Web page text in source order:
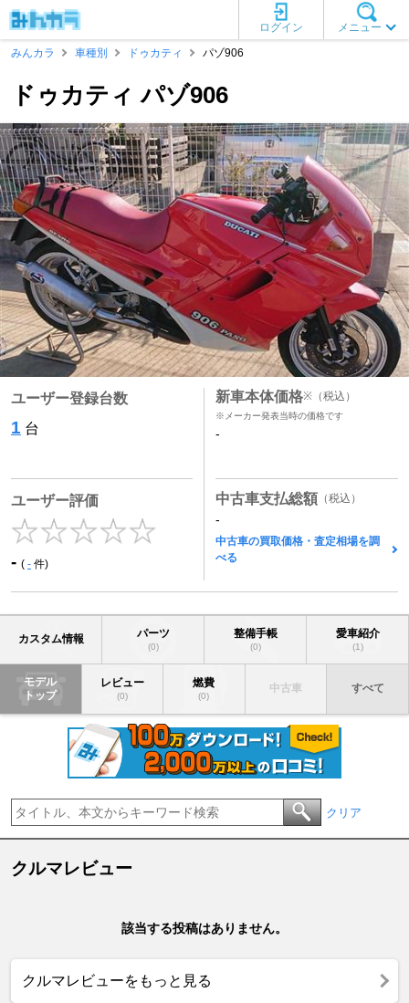
メニュー
ログイン
みんカラ
車種別 ドゥカティ パゾ906
ドゥカティ パゾ906
ユーザー登録台数
1 台
ユーザー評価
- ( - 件)
新車本体価格※ （税込）
※メーカー発表当時の価格です
-
中古車支払総額 （税込）
-
中古車の買取価格・査定相場を調
べる
カスタム情報 パーツ
(0)
整備手帳
(0)
愛車紹介
(1)
モデル
トップ
レビュー
(0)
燃費
(0)
中古車 すべて
クリア
クルマレビュー
該当する投稿はありません。
クルマレビューをもっと見る